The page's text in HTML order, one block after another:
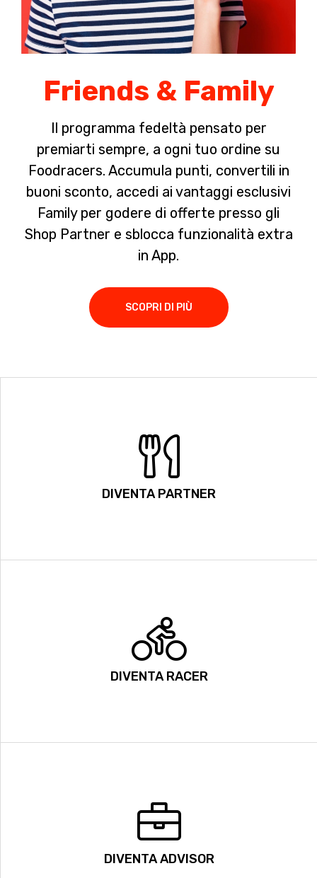
Friends & Family
Il programma fedeltà pensato per
premiarti sempre, a ogni tuo ordine su
Foodracers. Accumula punti, convertili in
buoni sconto, accedi ai vantaggi esclusivi
Family per godere di offerte presso gli
Shop Partner e sblocca funzionalità extra
in App.
SCOPRI DI PIÙ
DIVENTA PARTNER
DIVENTA RACER
DIVENTA ADVISOR